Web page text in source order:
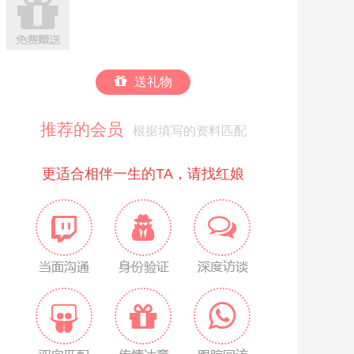
送礼物
推荐的会员 根据填写的资料匹配
更适合相伴一生的TA，请找红娘